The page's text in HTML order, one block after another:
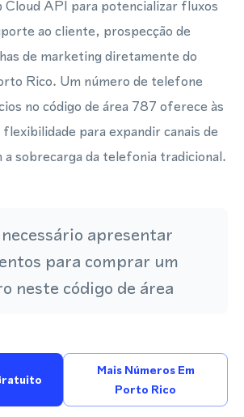
API para potencializar fluxos
ao cliente, prospecção de
de marketing diretamente do
Rico. Um número de telefone
no código de área 787 oferece às
para expandir canais de
a sobrecarga da telefonia tradicional.
apresentar
para comprar um
neste código de área
Mais Números Em
Porto Rico